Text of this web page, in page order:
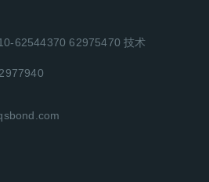
62544370 62975470 技术